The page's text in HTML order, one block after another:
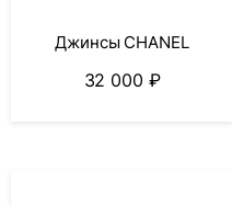
Джинсы CHANEL
32 000 ₽